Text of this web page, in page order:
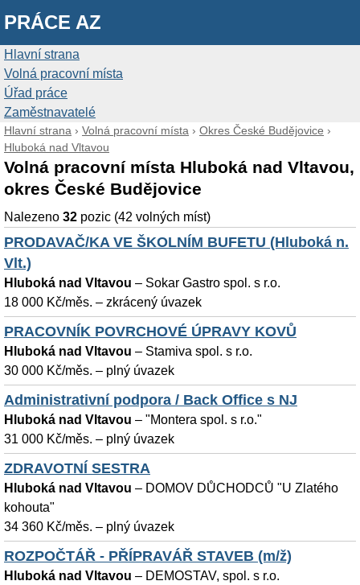
PRÁCE AZ
Hlavní strana
Volná pracovní místa
Úřad práce
Zaměstnavatelé
Hlavní strana › Volná pracovní místa › Okres České Budějovice ›
Hluboká nad Vltavou
Volná pracovní místa Hluboká nad Vltavou,
okres České Budějovice
Nalezeno 32 pozic (42 volných míst)
PRODAVAČ/KA VE ŠKOLNÍM BUFETU (Hluboká n.
Vlt.)
Hluboká nad Vltavou – Sokar Gastro spol. s r.o.
18 000 Kč/měs. – zkrácený úvazek
PRACOVNÍK POVRCHOVÉ ÚPRAVY KOVŮ
Hluboká nad Vltavou – Stamiva spol. s r.o.
30 000 Kč/měs. – plný úvazek
Administrativní podpora / Back Office s NJ
Hluboká nad Vltavou – "Montera spol. s r.o."
31 000 Kč/měs. – plný úvazek
ZDRAVOTNÍ SESTRA
Hluboká nad Vltavou – DOMOV DŮCHODCŮ "U Zlatého
kohouta"
34 360 Kč/měs. – plný úvazek
ROZPOČTÁŘ - PŘÍPRAVÁŘ STAVEB (m/ž)
Hluboká nad Vltavou – DEMOSTAV, spol. s r.o.